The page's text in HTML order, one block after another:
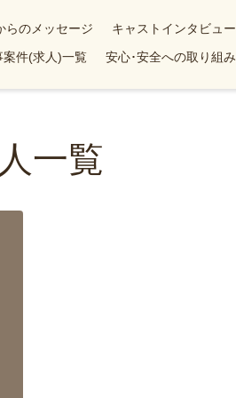
らのメッセージ
キャストインタビュー
案件(求人)一覧 安心･安全への取り組み
一覧